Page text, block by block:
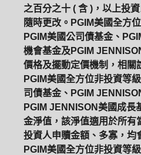
之百分之十 ( 含 )，以上投
隨時更改。PGIM美國全方
PGIM美國公司債基金、
機會基金及PGIM
價格及擺動定價機制，相關
PGIM美國全方位非投資等
司債基金、PGIM
PGIM JENNISON美國成長
金淨值，該淨值適用於所有
投資人申贖金額、多寡，均
PGIM美國全方位非投資等